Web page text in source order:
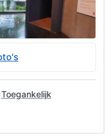
Toegankelijk